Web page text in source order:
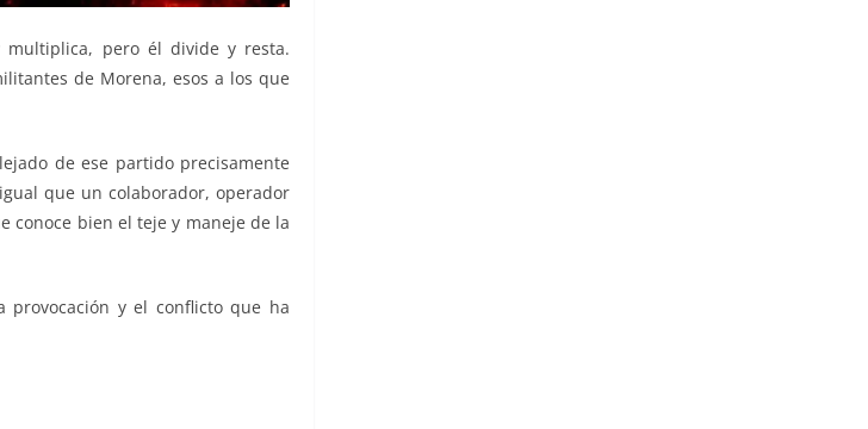
pero él divide y resta.
de Morena, esos a los que
de ese partido precisamente
que un colaborador, operador
conoce bien el teje y maneje de la
provocación y el conflicto que ha